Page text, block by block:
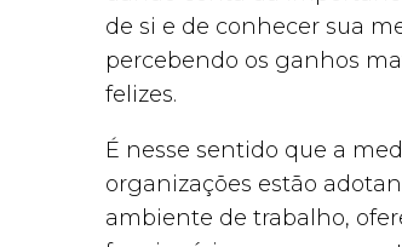
de si e de conhecer sua
percebendo os ganhos
felizes.
É nesse sentido que a
organizações estão
ambiente de trabalho,